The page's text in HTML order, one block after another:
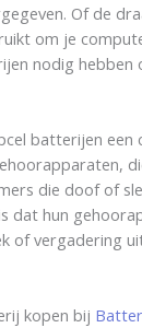
Of de
om je
nodig hebben
batterijen een
die doof of
dat hun
of vergadering
kopen bij